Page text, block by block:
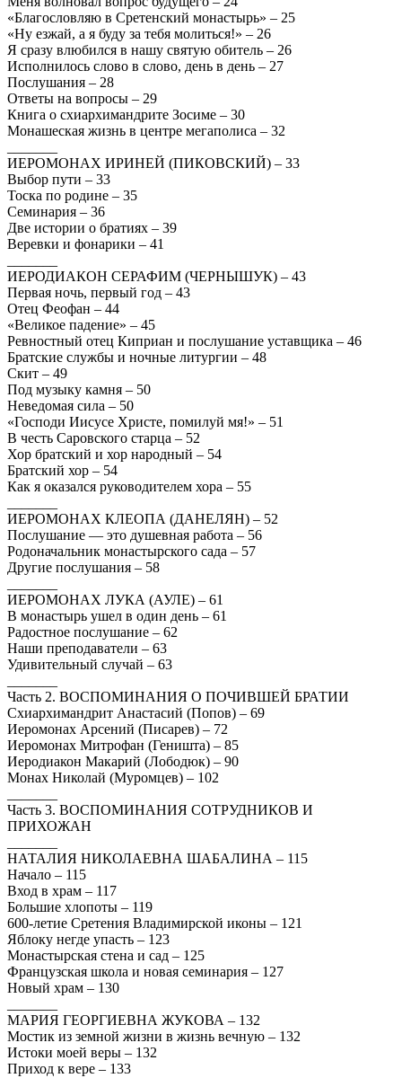
«Благословляю в Сретенский монастырь» – 25
«Ну езжай, а я буду за тебя молиться!» – 26
Я сразу влюбился в нашу святую обитель – 26
Исполнилось слово в слово, день в день – 27
Послушания – 28
Ответы на вопросы – 29
Книга о схиархимандрите Зосиме – 30
Монашеская жизнь в центре мегаполиса – 32
ИЕРОМОНАХ ИРИНЕЙ (ПИКОВСКИЙ) – 33
Выбор пути – 33
Тоска по родине – 35
Семинария – 36
Две истории о братиях – 39
Веревки и фонарики – 41
ИЕРОДИАКОН СЕРАФИМ (ЧЕРНЫШУК) – 43
Первая ночь, первый год – 43
Отец Феофан – 44
«Великое падение» – 45
Ревностный отец Киприан и послушание уставщика – 46
Братские службы и ночные литургии – 48
Скит – 49
Под музыку камня – 50
Неведомая сила – 50
«Господи Иисусе Христе, помилуй мя!» – 51
В честь Саровского старца – 52
Хор братский и хор народный – 54
Братский хор – 54
Как я оказался руководителем хора – 55
ИЕРОМОНАХ КЛЕОПА (ДАНЕЛЯН) – 52
Послушание — это душевная работа – 56
Родоначальник монастырского сада – 57
Другие послушания – 58
ИЕРОМОНАХ ЛУКА (АУЛЕ) – 61
В монастырь ушел в один день – 61
Радостное послушание – 62
Наши преподаватели – 63
Удивительный случай – 63
Часть 2. ВОСПОМИНАНИЯ О ПОЧИВШЕЙ БРАТИИ
Схиархимандрит Анастасий (Попов) – 69
Иеромонах Арсений (Писарев) – 72
Иеромонах Митрофан (Геништа) – 85
Иеродиакон Макарий (Лободюк) – 90
Монах Николай (Муромцев) – 102
Часть 3. ВОСПОМИНАНИЯ СОТРУДНИКОВ И
ПРИХОЖАН
НАТАЛИЯ НИКОЛАЕВНА ШАБАЛИНА – 115
Начало – 115
Вход в храм – 117
Большие хлопоты – 119
600-летие Сретения Владимирской иконы – 121
Яблоку негде упасть – 123
Монастырская стена и сад – 125
Французская школа и новая семинария – 127
Новый храм – 130
МАРИЯ ГЕОРГИЕВНА ЖУКОВА – 132
Мостик из земной жизни в жизнь вечную – 132
Истоки моей веры – 132
Приход к вере – 133